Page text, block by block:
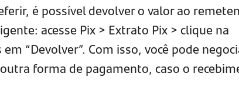
é possível devolver o valor ao
acesse Pix > Extrato Pix > clique na
“Devolver”. Com isso, você pode
forma de pagamento, caso o